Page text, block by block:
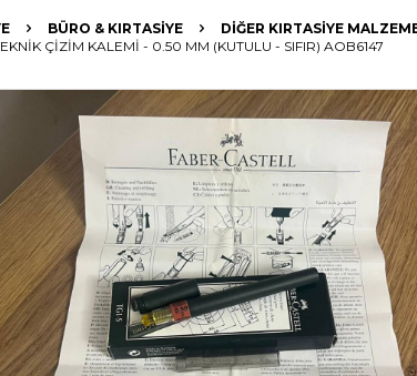
BÜRO & KIRTASIYE
DIĞER KIRTASIYE
ÇIZIM KALEMI - 0.50 MM (KUTULU - SIFIR) AOB6147